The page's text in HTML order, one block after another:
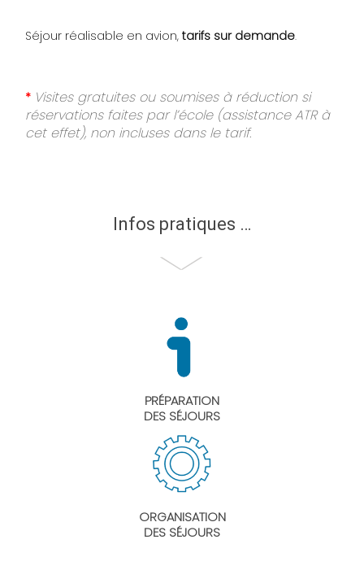
Séjour réalisable en avion,tarifs sur demande.
* Visites gratuites ou soumises à réduction si
réservations faites par l’école (assistance ATR à
cet effet), non incluses dans le tarif.
Infos pratiques …
PRÉPARATION
DES SÉJOURS
ORGANISATION
DES SÉJOURS